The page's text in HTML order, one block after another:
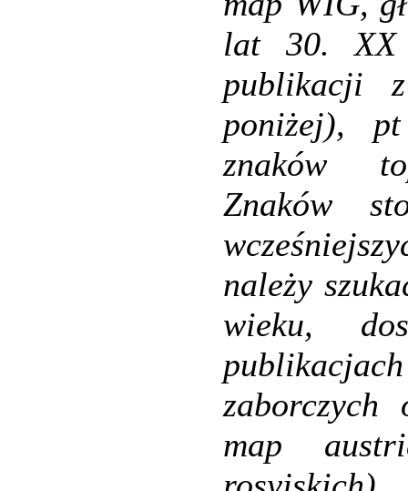
lat 30. XX
publikacji
poniżej),
znaków
Znaków
należy
wieku,
map